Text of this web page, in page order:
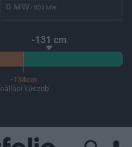
0 MW/ 500 MW
-131 cm
-134cm
leállási küszöb